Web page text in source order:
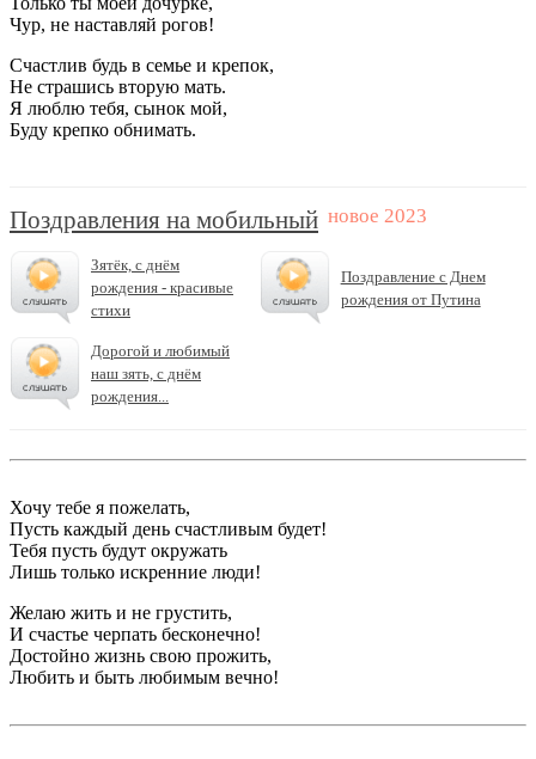
Чур, не наставляй рогов!
Счастлив будь в семье и крепок,
Не страшись вторую мать.
Я люблю тебя, сынок мой,
Буду крепко обнимать.
Поздравления на мобильный
Зятёк, с днём
рождения - красивые
стихи
Поздравление с Днем
рождения от Путина
Дорогой и любимый
наш зять, с днём
рождения...
Хочу тебе я пожелать,
Пусть каждый день счастливым будет!
Тебя пусть будут окружать
Лишь только искренние люди!
Желаю жить и не грустить,
И счастье черпать бесконечно!
Достойно жизнь свою прожить,
Любить и быть любимым вечно!